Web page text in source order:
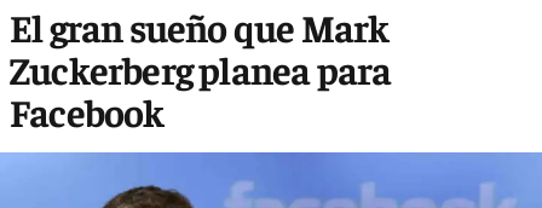
El gran sueño que Mark
Zuckerberg planea para
Facebook